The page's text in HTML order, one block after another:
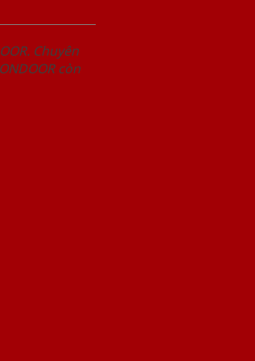
Chuyên
còn